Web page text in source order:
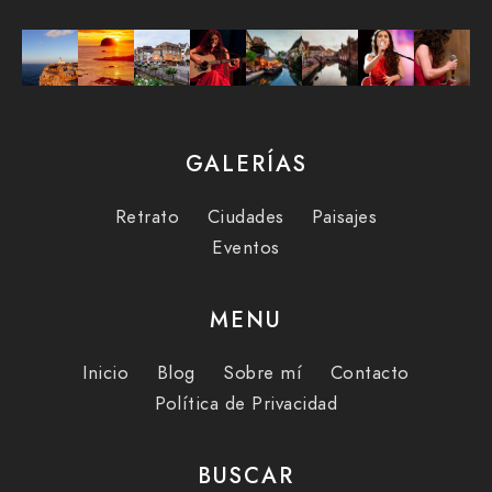
GALERÍAS
Retrato Ciudades
Paisajes
Eventos
MENU
Inicio Blog Sobre mí
Contacto
Política de Privacidad
BUSCAR